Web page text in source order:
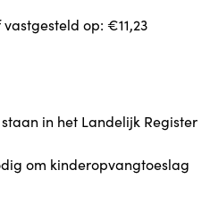
op: €11,23
in het Landelijk Register
om kinderopvangtoeslag